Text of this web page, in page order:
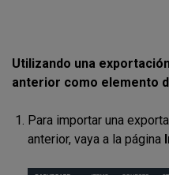
Utilizando una
anterior como elemento
Para importar una
anterior, vaya a la página